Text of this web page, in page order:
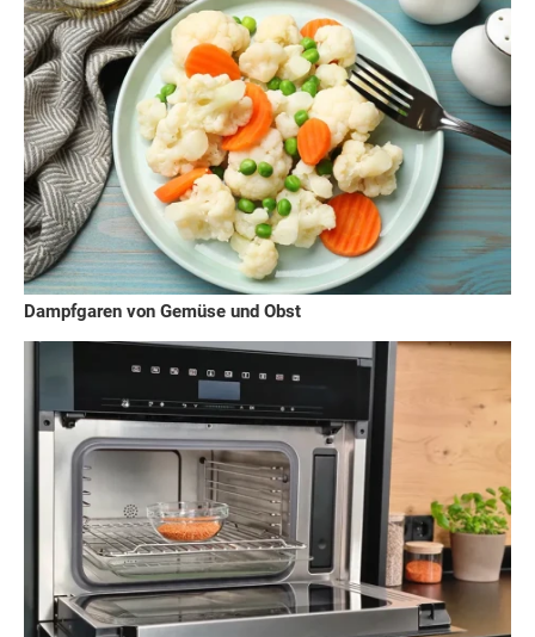
Dampfgaren von Gemüse und Obst